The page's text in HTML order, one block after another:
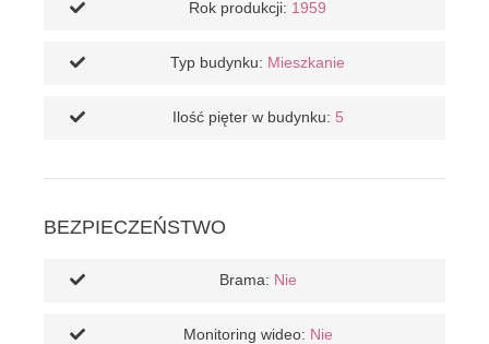
Rok produkcji: 1959
Typ budynku: Mieszkanie
Ilość pięter w budynku: 5
BEZPIECZEŃSTWO
Brama: Nie
Monitoring wideo: Nie